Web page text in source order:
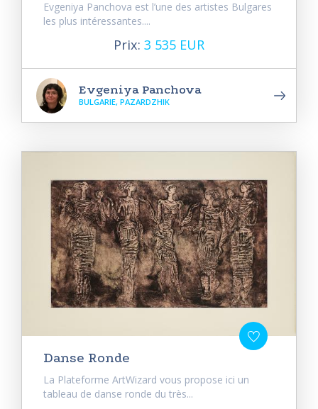
Evgeniya Panchova est l’une des artistes Bulgares
les plus intéressantes....
Prix: 3 535 EUR
Evgeniya Panchova
BULGARIE, PAZARDZHIK
Danse Ronde
La Plateforme ArtWizard vous propose ici un
tableau de danse ronde du très...